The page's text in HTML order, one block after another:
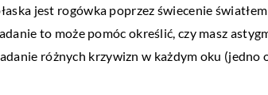
jest rogówka poprzez świecenie
to może pomóc określić, czy masz
różnych krzywizn w każdym oku (jedno